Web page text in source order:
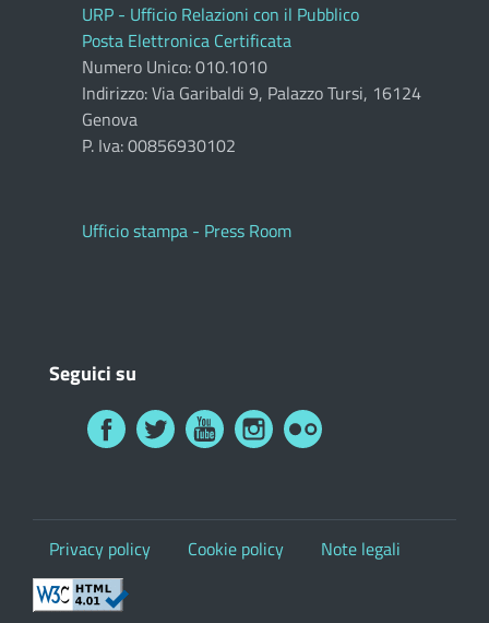
URP - Ufficio Relazioni con il Pubblico
Posta Elettronica Certificata
Numero Unico: 010.1010
Indirizzo: Via Garibaldi 9, Palazzo Tursi, 16124
Genova
P. Iva: 00856930102
Ufficio stampa - Press Room
Seguici su
Privacy policy Cookie policy Note legali